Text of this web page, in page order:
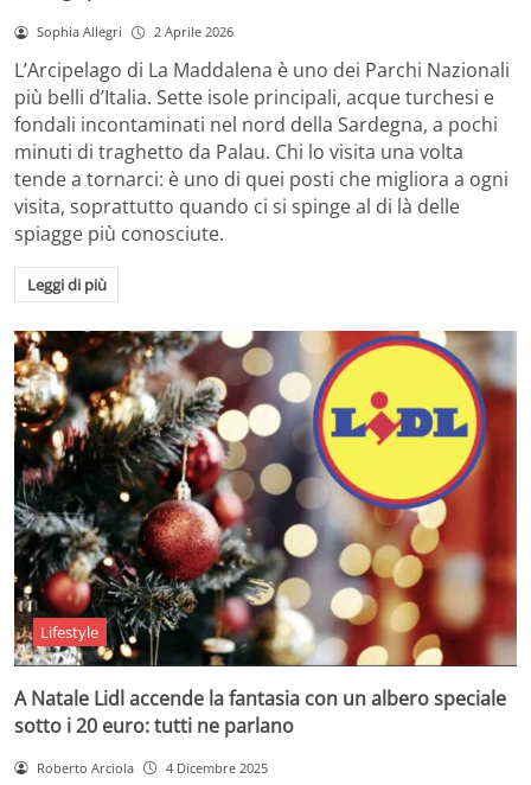
Sophia Allegri 2 Aprile 2026
L’Arcipelago di La Maddalena è uno dei Parchi Nazionali
più belli d’Italia. Sette isole principali, acque turchesi e
fondali incontaminati nel nord della Sardegna, a pochi
minuti di traghetto da Palau. Chi lo visita una volta
tende a tornarci: è uno di quei posti che migliora a ogni
visita, soprattutto quando ci si spinge al di là delle
spiagge più conosciute.
Leggi di più
Lifestyle
A Natale Lidl accende la fantasia con un albero speciale
sotto i 20 euro: tutti ne parlano
Roberto Arciola 4 Dicembre 2025